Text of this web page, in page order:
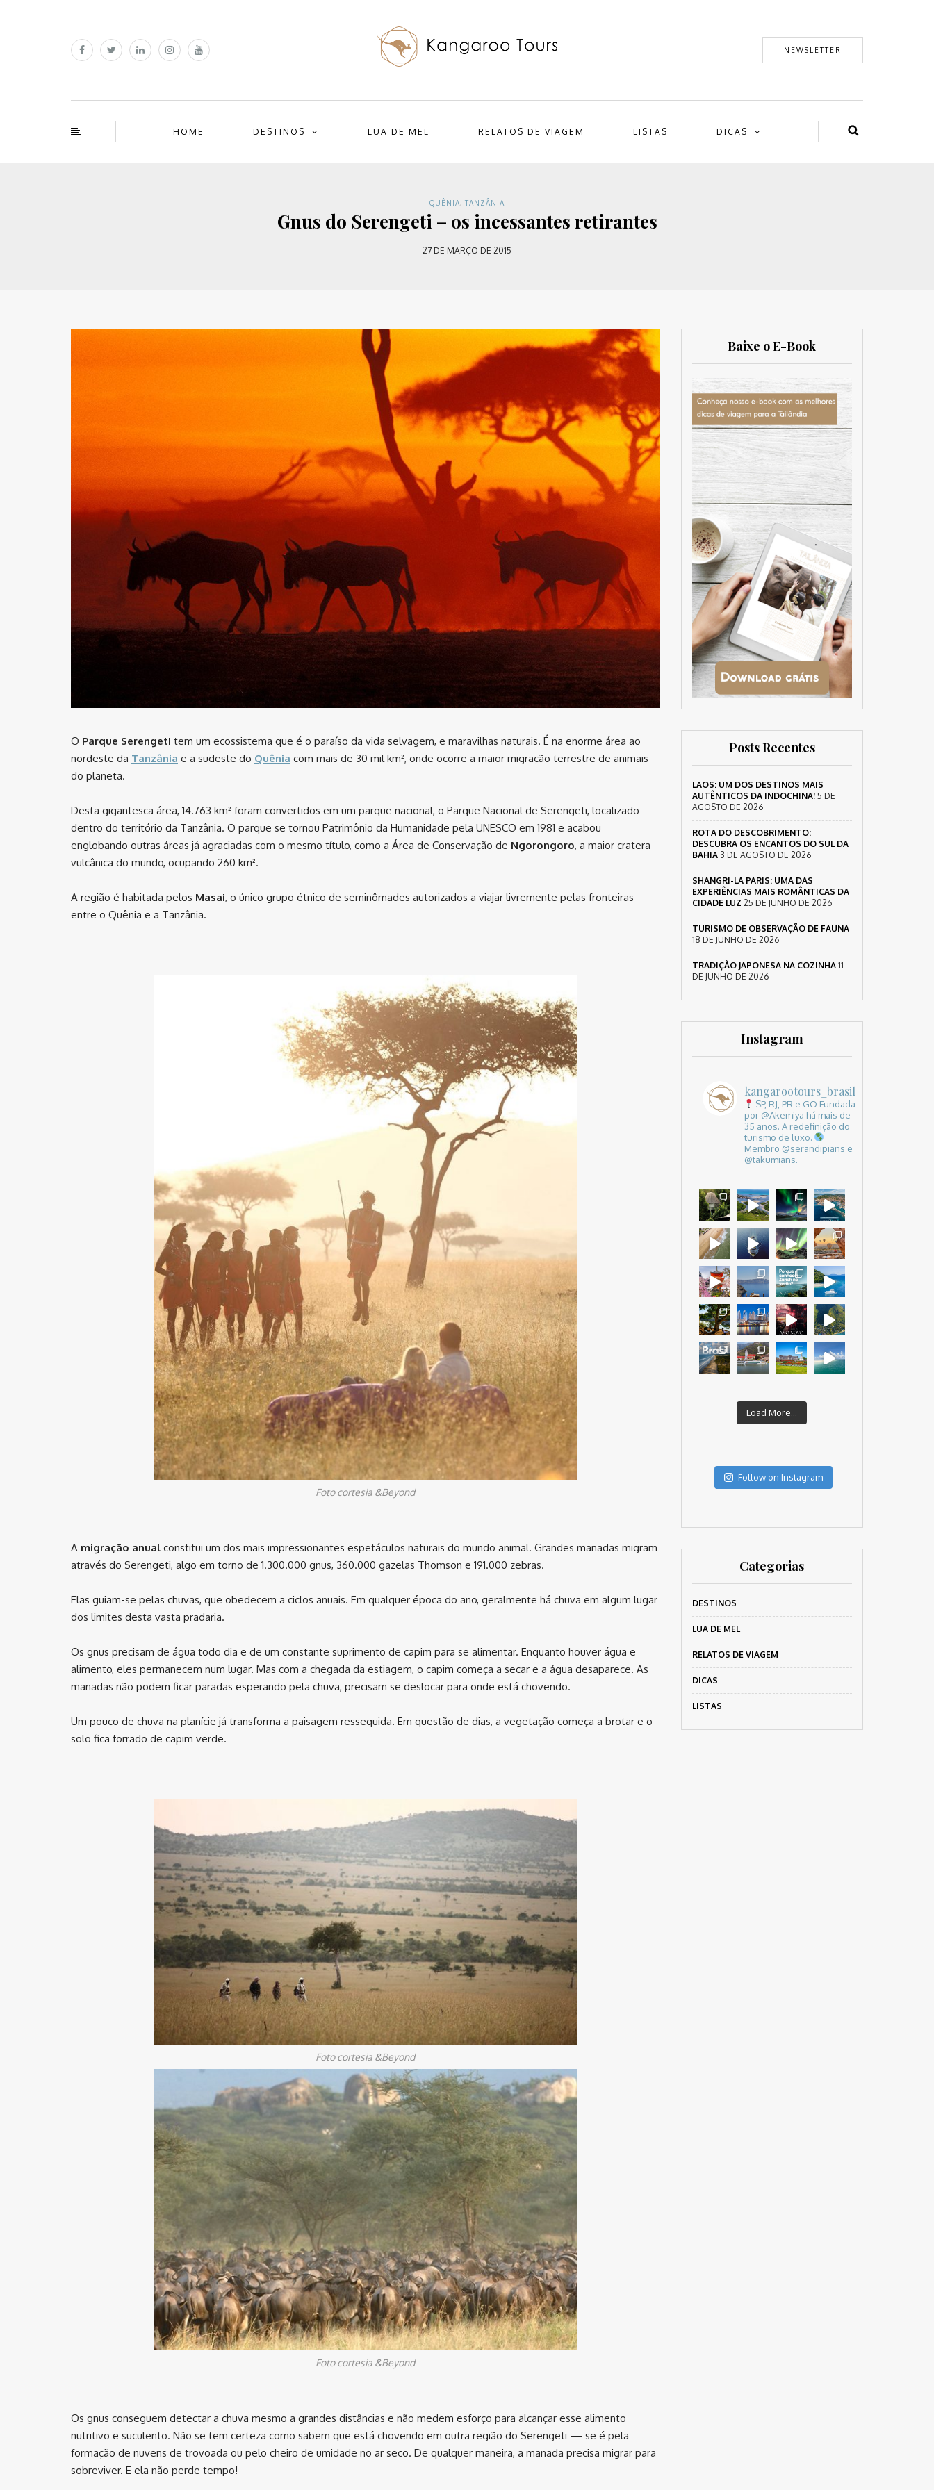
NEWSLETTER
HOME DESTINOS LUA DE MEL RELATOS DE VIAGEM LISTAS DICAS
QUÊNIA, TANZÂNIA
Gnus do Serengeti – os incessantes retirantes
27 DE MARÇO DE 2015
O Parque Serengeti tem um ecossistema que é o paraíso da vida selvagem, e maravilhas naturais. É na enorme área ao
nordeste da Tanzânia e a sudeste do Quênia com mais de 30 mil km², onde ocorre a maior migração terrestre de animais
do planeta.
Desta gigantesca área, 14.763 km² foram convertidos em um parque nacional, o Parque Nacional de Serengeti, localizado
dentro do território da Tanzânia. O parque se tornou Patrimônio da Humanidade pela UNESCO em 1981 e acabou
englobando outras áreas já agraciadas com o mesmo título, como a Área de Conservação de Ngorongoro, a maior cratera
vulcânica do mundo, ocupando 260 km².
A região é habitada pelos Masai, o único grupo étnico de seminômades autorizados a viajar livremente pelas fronteiras
entre o Quênia e a Tanzânia.
Foto cortesia &Beyond
A migração anual constitui um dos mais impressionantes espetáculos naturais do mundo animal. Grandes manadas migram
através do Serengeti, algo em torno de 1.300.000 gnus, 360.000 gazelas Thomson e 191.000 zebras.
Elas guiam-se pelas chuvas, que obedecem a ciclos anuais. Em qualquer época do ano, geralmente há chuva em algum lugar
dos limites desta vasta pradaria.
Os gnus precisam de água todo dia e de um constante suprimento de capim para se alimentar. Enquanto houver água e
alimento, eles permanecem num lugar. Mas com a chegada da estiagem, o capim começa a secar e a água desaparece. As
manadas não podem ficar paradas esperando pela chuva, precisam se deslocar para onde está chovendo.
Um pouco de chuva na planície já transforma a paisagem ressequida. Em questão de dias, a vegetação começa a brotar e o
solo fica forrado de capim verde.
Foto cortesia &Beyond
Foto cortesia &Beyond
Os gnus conseguem detectar a chuva mesmo a grandes distâncias e não medem esforço para alcançar esse alimento
nutritivo e suculento. Não se tem certeza como sabem que está chovendo em outra região do Serengeti — se é pela
formação de nuvens de trovoada ou pelo cheiro de umidade no ar seco. De qualquer maneira, a manada precisa migrar para
sobreviver. E ela não perde tempo!
Baixe o E-Book
Posts Recentes
LAOS: UM DOS DESTINOS MAIS
AUTÊNTICOS DA INDOCHINA! 5 DE
AGOSTO DE 2026
ROTA DO DESCOBRIMENTO:
DESCUBRA OS ENCANTOS DO SUL DA
BAHIA 3 DE AGOSTO DE 2026
SHANGRI-LA PARIS: UMA DAS
EXPERIÊNCIAS MAIS ROMÂNTICAS DA
CIDADE LUZ 25 DE JUNHO DE 2026
TURISMO DE OBSERVAÇÃO DE FAUNA
18 DE JUNHO DE 2026
TRADIÇÃO JAPONESA NA COZINHA 11
DE JUNHO DE 2026
Instagram
kangarootours_brasil
SP, RJ, PR e GO Fundada
por @Akemiya há mais de
35 anos. A redefinição do
turismo de luxo.
Membro @serandipians e
@takumians.
Load More...
Follow on Instagram
Categorias
DESTINOS
LUA DE MEL
RELATOS DE VIAGEM
DICAS
LISTAS